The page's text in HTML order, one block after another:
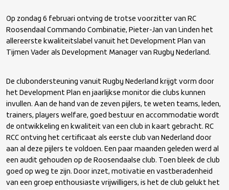
Op zondag 6 februari ontving de trotse voorzitter van RC
Roosendaal Commando Combinatie, Pieter-Jan van Linden het
allereerste kwaliteitslabel vanuit het Development Plan van
Tijmen Vader als Development Manager van Rugby Nederland.
De clubondersteuning vanuit Rugby Nederland krijgt vorm door
het Development Plan en jaarlijkse monitor die clubs kunnen
invullen. Aan de hand van de zeven pijlers, te weten teams, leden,
trainers, players welfare, goed bestuur en accommodatie wordt
de ontwikkeling en kwaliteit van een club in kaart gebracht. RC
RCC ontving het certificaat als eerste club van Nederland door
aan al deze pijlers te voldoen. Een paar maanden geleden werd al
een audit gehouden op de Roosendaalse club. Toen bleek de club
goed op weg te zijn. Door inzet, motivatie en vastberadenheid
van een groep enthousiaste vrijwilligers, is het de club gelukt het